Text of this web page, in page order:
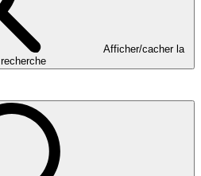
Afficher/cacher la
recherche